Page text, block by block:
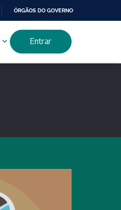
ÓRGÃOS DO GOVERNO
Entrar